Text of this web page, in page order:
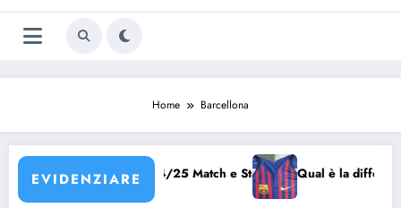
Home Barcellona
EVIDENZIARE
tra maglia Barcellona 24/25 Match e Stadium Qual è la differenza